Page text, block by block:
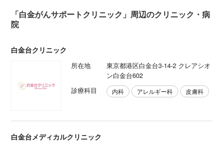
「白金がんサポートクリニック」周辺のクリニック・病
院
白金台クリニック
所在地
東京都港区白金台3-14-2 クレアシオ
ン白金台602
診療科目
内科 アレルギー科 皮膚科
白金台メディカルクリニック